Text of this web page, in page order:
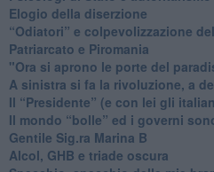
Elogio della diserzione
“Odiatori” e colpevolizzazione
​Patriarcato e Piromania
"Ora si aprono le porte del
​A sinistra si fa la rivoluzione, a
​Il “Presidente” (e con lei gli
​Il mondo “bolle” ed i governi
​Gentile Sig.ra Marina B
​Alcol, GHB e triade oscura